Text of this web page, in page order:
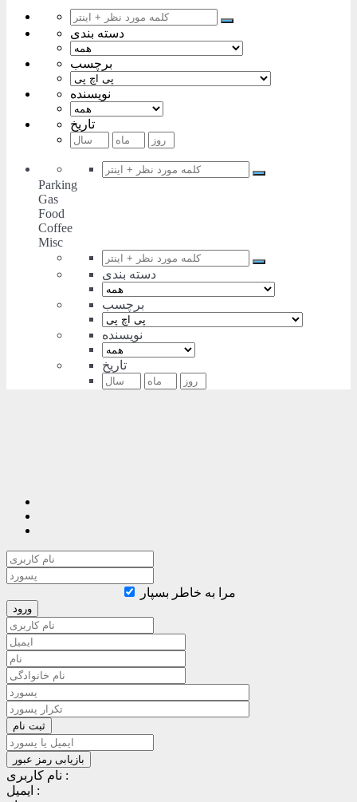
دسته بندی
برچسب
نویسنده
تاریخ
Parking
Gas
Food
Coffee
Misc
دسته بندی
برچسب
نویسنده
تاریخ
مرا به خاطر بسپار
نام کاربری :
ایمیل :